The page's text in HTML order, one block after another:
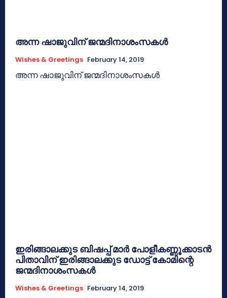
അന്ന ഷാജുവിന് ജന്മദിനാശംസകള്‍
Wishes & Greetings February 14, 2019
അന്ന ഷാജുവിന് ജന്മദിനാശംസകള്‍
ഇരിങ്ങാലക്കുട ബിഷപ്പ് മാര്‍ പോളീകണ്ണൂക്കാടന്‍
പിതാവിന് ഇരിങ്ങാലക്കുട ഡോട്ട് കോമിന്റെ
ജന്മദിനാശംസകള്‍
Wishes & Greetings February 14, 2019